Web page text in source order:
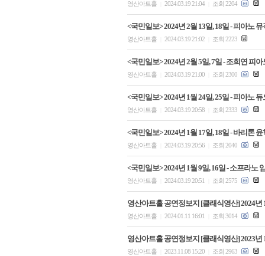
영산아트홀 2024.03.19 21:04 조회 2204
<국민일보> 2024년 2월 13일, 18일 - 피아노
영산아트홀 2024.03.19 21:02 조회 2223
<국민일보> 2024년 2월 5일, 7일 - 조희연 피
영산아트홀 2024.03.19 21:00 조회 2300
<국민일보> 2024년 1월 24일, 25일 - 피아노
영산아트홀 2024.03.19 20:58 조회 2333
<국민일보> 2024년 1월 17일, 18일 - 바리톤
영산아트홀 2024.03.19 20:56 조회 2040
<국민일보> 2024년 1월 9일, 16일 - 소프라
영산아트홀 2024.03.19 20:51 조회 2575
영산아트홀 공연정보지 [클래식영산] 2024년
영산아트홀 2024.01.11 16:01 조회 3014
영산아트홀 공연정보지 [클래식영산] 2023년
영산아트홀 2023.11.08 15:20 조회 2963